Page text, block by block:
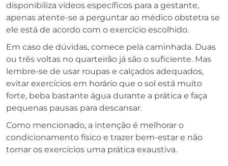
disponibiliza vídeos específicos para a gestante,
apenas atente-se a perguntar ao médico obstetra se
ele está de acordo com o exercício escolhido.
Em caso de dúvidas, comece pela caminhada. Duas
ou três voltas no quarteirão já são o suficiente. Mas
lembre-se de usar roupas e calçados adequados,
evitar exercícios em horário que o sol está muito
forte, beba bastante água durante a prática e faça
pequenas pausas para descansar.
Como mencionado, a intenção é melhorar o
condicionamento físico e trazer bem-estar e não
tornar os exercícios uma prática exaustiva.